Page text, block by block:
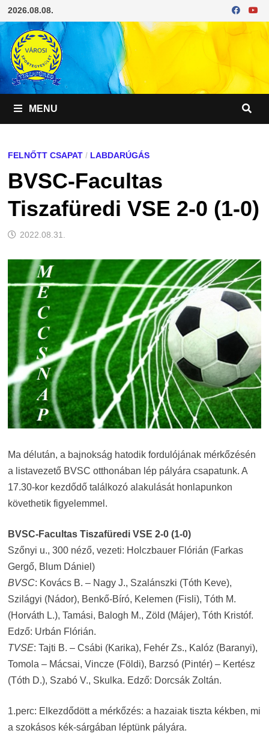
Skip
to
content
2026.08.08.
MENU
FELNŐTT CSAPAT/ LABDARÚGÁS
BVSC-Facultas
Tiszafüredi VSE 2-0 (1-0)
2022.08.31.
Ma délután, a bajnokság hatodik fordulójának mérkőzésén
a listavezető BVSC otthonában lép pályára csapatunk. A
17.30-kor kezdődő találkozó alakulását honlapunkon
követhetik figyelemmel.
BVSC-Facultas Tiszafüredi VSE 2-0 (1-0)
Szőnyi u., 300 néző, vezeti: Holczbauer Flórián (Farkas
Gergő, Blum Dániel)
BVSC: Kovács B. – Nagy J., Szalánszki (Tóth Keve),
Szilágyi (Nádor), Benkő-Bíró, Kelemen (Fisli), Tóth M.
(Horváth L.), Tamási, Balogh M., Zöld (Májer), Tóth Kristóf.
Edző: Urbán Flórián.
TVSE: Tajti B. – Csábi (Karika), Fehér Zs., Kalóz (Baranyi),
Tomola – Mácsai, Vincze (Földi), Barzsó (Pintér) – Kertész
(Tóth D.), Szabó V., Skulka. Edző: Dorcsák Zoltán.
1.perc: Elkezdődött a mérkőzés: a hazaiak tiszta kékben, mi
a szokásos kék-sárgában léptünk pályára.